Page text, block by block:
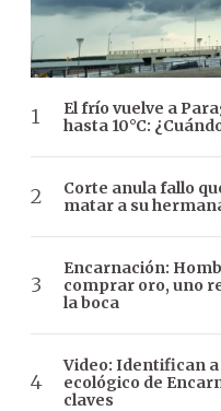
El frío vuelve a
hasta 10°C:
Corte anula fallo
matar a su
Encarnación:
comprar oro, uno
la boca
Video: Identifican
ecológico de
claves